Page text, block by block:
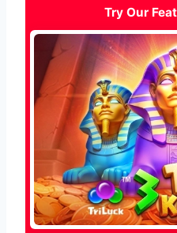
Try Our